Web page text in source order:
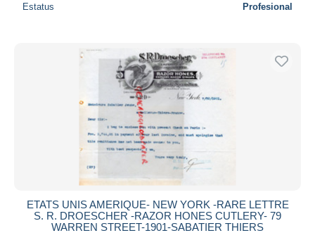
Estatus Profesional
ETATS UNIS AMERIQUE- NEW YORK -RARE LETTRE
S. R. DROESCHER -RAZOR HONES CUTLERY- 79
WARREN STREET-1901-SABATIER THIERS